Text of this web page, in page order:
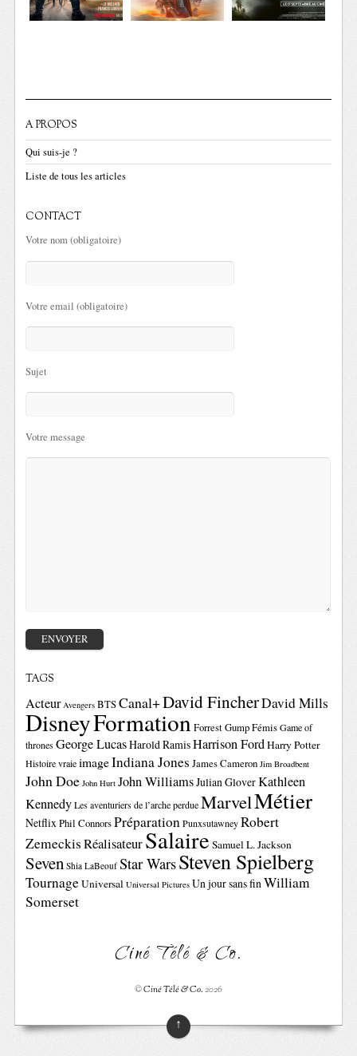
A PROPOS
Qui suis-je ?
Liste de tous les articles
CONTACT
Votre nom (obligatoire)
Votre email (obligatoire)
Sujet
Votre message
TAGS
Acteur Avengers BTSCanal+David FincherDavid Mills
DisneyFormationForrest GumpFémis Game of
thrones George LucasHarold RamisHarrison FordHarry Potter
Histoire vraie imageIndiana Jones James Cameron Jim Broadbent
John Doe John Hurt John WilliamsJulian GloverKathleen
Kennedy Les aventuriers de l’arche perdue MarvelMétier
NetflixPhil ConnorsPréparation Punxsutawney Robert
ZemeckisRéalisateurSalaire Samuel L. Jackson
Seven Shia LaBeouf Star WarsSteven Spielberg
TournageUniversal Universal Pictures Un jour sans finWilliam
Somerset
Ciné Télé & Co.
©Ciné Télé & Co.2026
↑